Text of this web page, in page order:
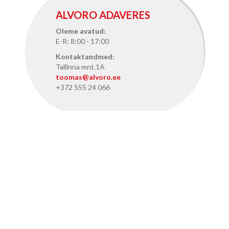
ALVORO ADAVERES
Oleme avatud:
E-R: 8:00 - 17:00
Kontaktandmed:
Tallinna mnt.1A
toomas@alvoro.ee
+372 555 24 066